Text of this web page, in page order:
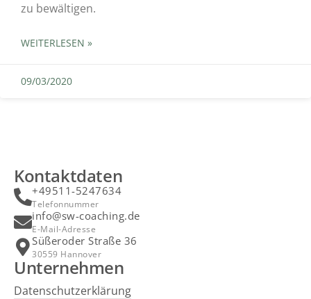
zu bewältigen.
WEITERLESEN »
09/03/2020
Kontaktdaten
+49511-5247634
Telefonnummer
info@sw-coaching.de
E-Mail-Adresse
Süßeroder Straße 36
30559 Hannover
Unternehmen
Datenschutzerklärung